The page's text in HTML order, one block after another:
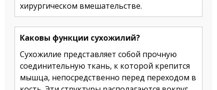
хирургическом вмешательстве.
Каковы функции сухожилий?
Сухожилие представляет собой прочную
соединительную ткань, к которой крепится
мышца, непосредственно перед переходом в